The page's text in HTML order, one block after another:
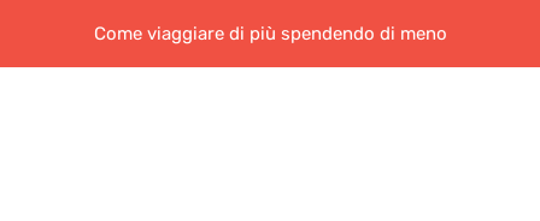
Come viaggiare di più spendendo di meno